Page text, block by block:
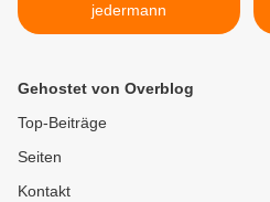
jedermann
Gehostet von Overblog
Top-Beiträge
Seiten
Kontakt